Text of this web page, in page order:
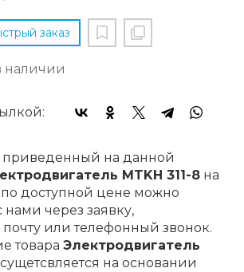
заказ
наличии
приведенный на данной
MTKH 311-8 на
доступной цене можно
нами через заявку,
или телефонный звонок.
товара Электродвигатель
на основании